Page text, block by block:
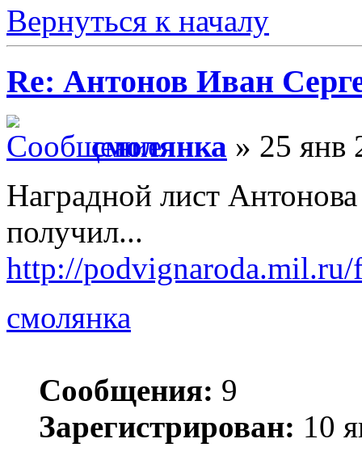
Вернуться к началу
Re: Антонов Иван
смолянка » 25 янв
Наградной лист
получил...
http://
смолянка
Сообщения: 9
Зарегистрирован: 10